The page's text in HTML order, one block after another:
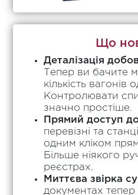
Що
Деталізація
Тепер ви бачите
кількість вагонів
Контролювати
значно простіше.
Прямий доступ
перевізні та
одним кліком
Більше ніякого
реєстрах.
Миттєва звірка
документах